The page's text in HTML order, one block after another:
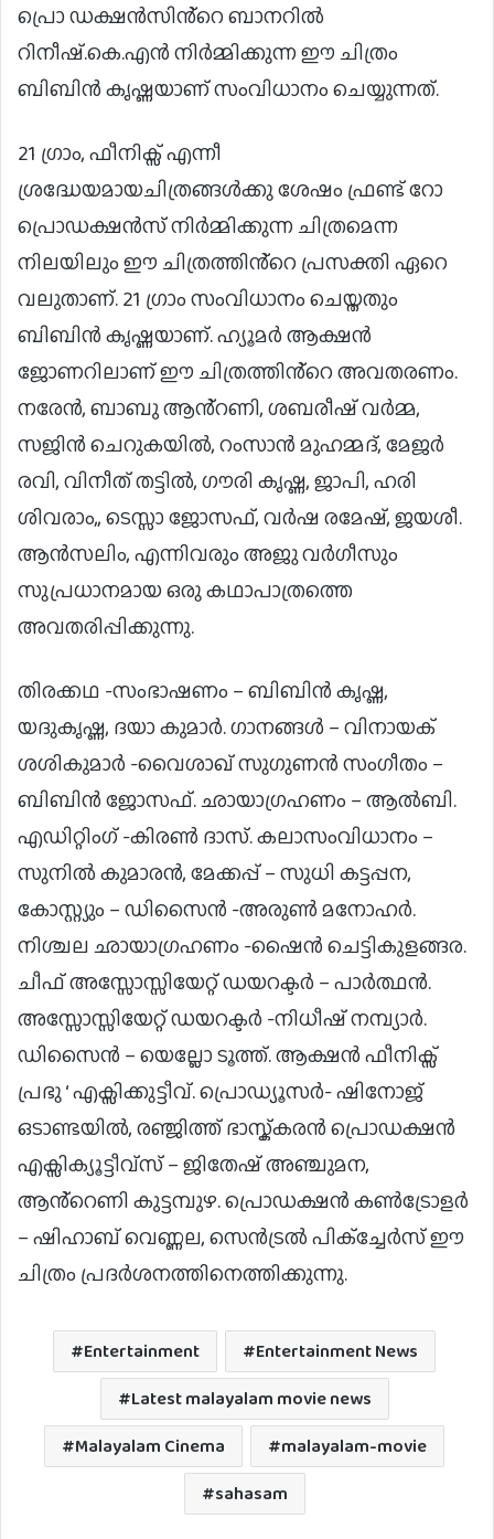
പ്രൊ ഡക്ഷൻസിൻ്റെ ബാനറിൽ
റിനീഷ്.കെ.എൻ നിർമ്മിക്കുന്ന ഈ ചിത്രം
ബിബിൻ കൃഷ്ണയാണ് സംവിധാനം ചെയ്യുന്നത്.
21 ഗ്രാം, ഫീനിക്സ് എന്നീ
ശ്രദ്ധേയമായചിത്രങ്ങൾക്കു ശേഷം ഫ്രണ്ട് റോ
പ്രൊഡക്ഷൻസ് നിർമ്മിക്കുന്ന ചിത്രമെന്ന
നിലയിലും ഈ ചിത്രത്തിൻ്റെ പ്രസക്തി ഏറെ
വലുതാണ്. 21 ഗ്രാം സംവിധാനം ചെയ്തതും
ബിബിൻ കൃഷ്ണയാണ്. ഹ്യൂമർ ആക്ഷൻ
ജോണറിലാണ് ഈ ചിത്രത്തിൻ്റെ അവതരണം.
നരേൻ, ബാബു ആൻ്റണി, ശബരീഷ് വർമ്മ,
സജിൻ ചെറുകയിൽ, റംസാൻ മുഹമ്മദ്, മേജർ
രവി, വിനീത് തട്ടിൽ, ഗൗരി കൃഷ്ണ, ജാപി, ഹരി
ശിവരാം,, ടെസ്സാ ജോസഫ്, വർഷ രമേഷ്, ജയശീ.
ആൻസലിം, എന്നിവരും അജു വർഗീസും
സുപ്രധാനമായ ഒരു കഥാപാത്രത്തെ
അവതരിപ്പിക്കുന്നു.
തിരക്കഥ -സംഭാഷണം – ബിബിൻ കൃഷ്ണ,
യദുകൃഷ്ണ, ദയാ കുമാർ. ഗാനങ്ങൾ – വിനായക്
ശശികുമാർ -വൈശാഖ് സുഗുണൻ സംഗീതം –
ബിബിൻ ജോസഫ്. ഛായാഗ്രഹണം – ആൽബി.
എഡിറ്റിംഗ് -കിരൺ ദാസ്. കലാസംവിധാനം –
സുനിൽ കുമാരൻ, മേക്കപ്പ് – സുധി കട്ടപ്പന,
കോസ്റ്റ്യും – ഡിസൈൻ -അരുൺ മനോഹർ.
നിശ്ചല ഛായാഗ്രഹണം -ഷൈൻ ചെട്ടികുളങ്ങര.
ചീഫ് അസ്സോസ്സിയേറ്റ് ഡയറക്ടർ – പാർത്ഥൻ.
അസ്സോസ്സിയേറ്റ് ഡയറക്ടർ -നിധീഷ് നമ്പ്യാർ.
ഡിസൈൻ – യെല്ലോ ടൂത്ത്. ആക്ഷൻ ഫീനിക്സ്
പ്രഭു ‘ എക്സിക്കുട്ടീവ്. പ്രൊഡ്യൂസർ- ഷിനോജ്
ഒടാണ്ടയിൽ, രഞ്ജിത്ത് ഭാസ്ക്കരൻ പ്രൊഡക്ഷൻ
എക്സിക്യൂട്ടീവ്സ് – ജിതേഷ് അഞ്ചുമന,
ആൻ്റെണി കുട്ടമ്പുഴ. പ്രൊഡക്ഷൻ കൺട്രോളർ
– ഷിഹാബ് വെണ്ണല, സെൻട്രൽ പിക്ച്ചേർസ് ഈ
ചിത്രം പ്രദർശനത്തിനെത്തിക്കുന്നു.
Entertainment
Entertainment News
Latest malayalam movie news
Malayalam Cinema
malayalam-movie
sahasam